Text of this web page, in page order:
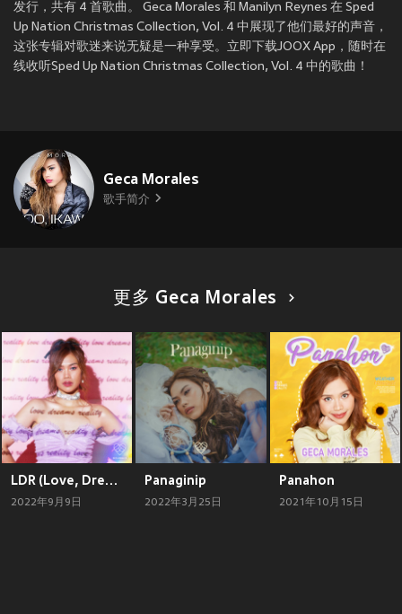
发行，共有 4 首歌曲。 Geca Morales 和 Manilyn Reynes 在 Sped
Up Nation Christmas Collection, Vol. 4 中展现了他们最好的声音，
这张专辑对歌迷来说无疑是一种享受。立即下载JOOX App，随时在
线收听Sped Up Nation Christmas Collection, Vol. 4 中的歌曲！
Geca Morales
歌手简介
更多 Geca Morales
LDR (Love, Dreams, Reality)
2022年9月9日
Panaginip
2022年3月25日
Panahon
2021年10月15日